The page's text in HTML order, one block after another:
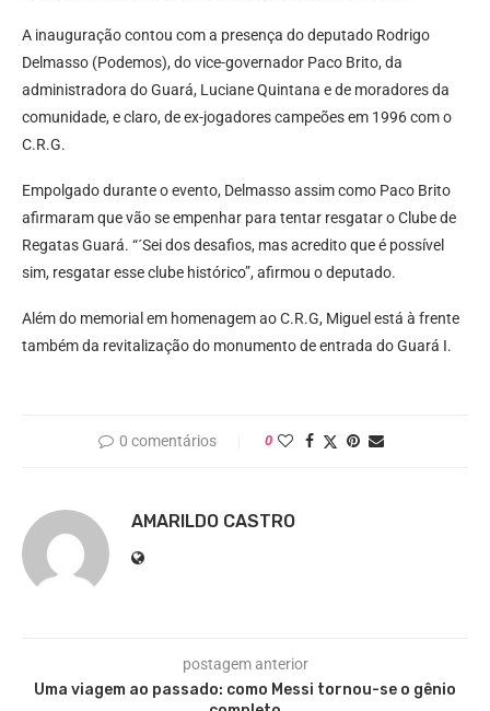
A inauguração contou com a presença do deputado Rodrigo
Delmasso (Podemos), do vice-governador Paco Brito, da
administradora do Guará, Luciane Quintana e de moradores da
comunidade, e claro, de ex-jogadores campeões em 1996 com o
C.R.G.
Empolgado durante o evento, Delmasso assim como Paco Brito
afirmaram que vão se empenhar para tentar resgatar o Clube de
Regatas Guará. “´Sei dos desafios, mas acredito que é possível
sim, resgatar esse clube histórico”, afirmou o deputado.
Além do memorial em homenagem ao C.R.G, Miguel está à frente
também da revitalização do monumento de entrada do Guará I.
0 comentários 0
AMARILDO CASTRO
postagem anterior
Uma viagem ao passado: como Messi tornou-se o gênio